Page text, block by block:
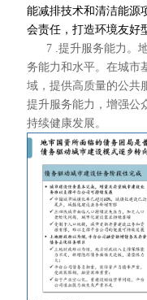
能减排技术和清洁能源
会责任，打造环境友好
7 .提升服务能力。
务能力和水平。在城市
域，提供高质量的公共
提升服务能力，增强公
持续健康发展。